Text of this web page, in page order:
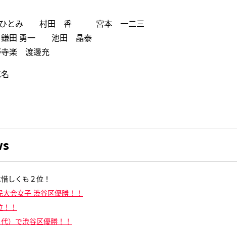
み 村田 香 宮本 一二三
勇一 池田 晶泰
楽 渡邊充
しくも２位！
会女子 渋谷区優勝！！
！
）で渋谷区優勝！！